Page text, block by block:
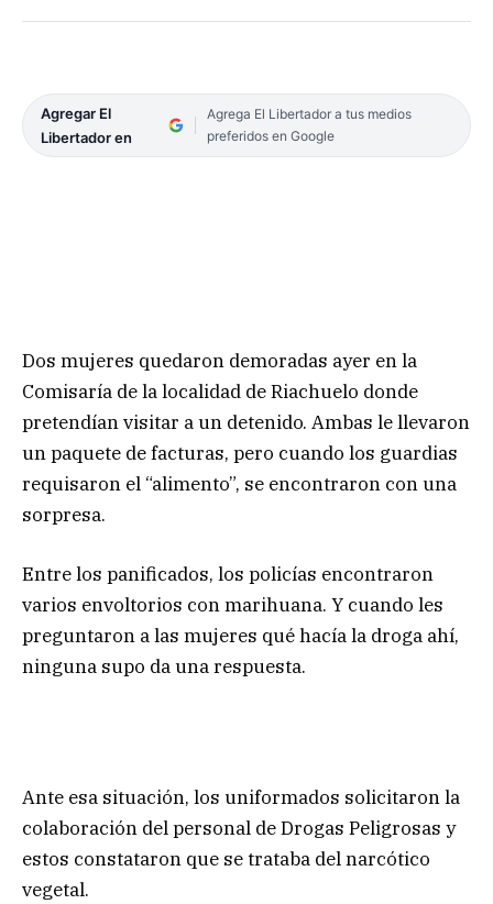
Agregar El
Libertador en
Agrega El Libertador a tus medios
preferidos en Google
Dos mujeres quedaron demoradas ayer en la
Comisaría de la localidad de Riachuelo donde
pretendían visitar a un detenido. Ambas le llevaron
un paquete de facturas, pero cuando los guardias
requisaron el “alimento”, se encontraron con una
sorpresa.
Entre los panificados, los policías encontraron
varios envoltorios con marihuana. Y cuando les
preguntaron a las mujeres qué hacía la droga ahí,
ninguna supo da una respuesta.
Ante esa situación, los uniformados solicitaron la
colaboración del personal de Drogas Peligrosas y
estos constataron que se trataba del narcótico
vegetal.